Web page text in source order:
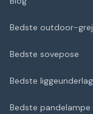
Bedste outdoor-grej
Bedste sovepose
Bedste liggeunderlag
Bedste pandelampe